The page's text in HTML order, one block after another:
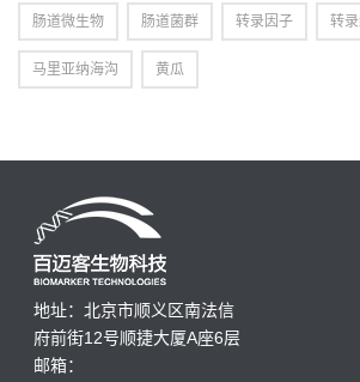
肠道微生物 肠道菌群 转录因子 转录
马里亚纳海沟 黄瓜
地址：北京市顺义区南法信
府前街12号顺捷大厦A座6层
邮箱：